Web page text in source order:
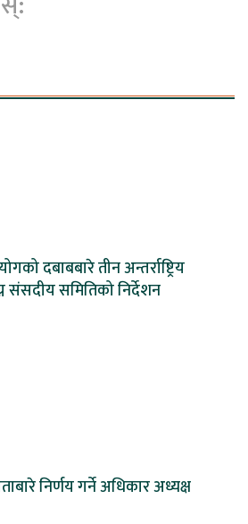
दबाबबारे तीन अन्तर्राष्ट्रिय
संसदीय समितिको निर्देशन
निर्णय गर्ने अधिकार अध्यक्ष